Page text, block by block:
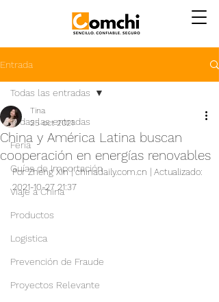
Entrada
Todas las entradas
Feria
Guías de Importación
Viaje a China
Productos
Logistica
Prevención de Fraude
Proyectos Relevante
Todas las entradas
China y América Latina buscan
cooperación en energías renovables
Tina
25 oct 2021
Por Zheng Xin | chinadaily.com.cn | Actualizado:
2021-10-27 21:37